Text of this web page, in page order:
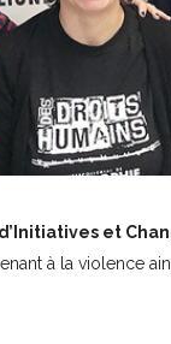
d’Initiatives et
à la violence